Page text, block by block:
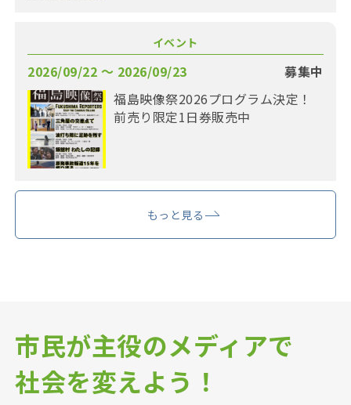
イベント
2026/09/22 〜 2026/09/23
募集中
福島映像祭2026プログラム決定！
前売り限定1日券販売中
もっと見る
市民が主役のメディアで
社会を変えよう！